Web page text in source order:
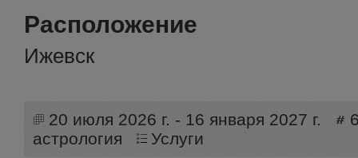
Расположение
Ижевск
20 июля 2026 г. - 16 января 2027 г.
астрология
Услуги